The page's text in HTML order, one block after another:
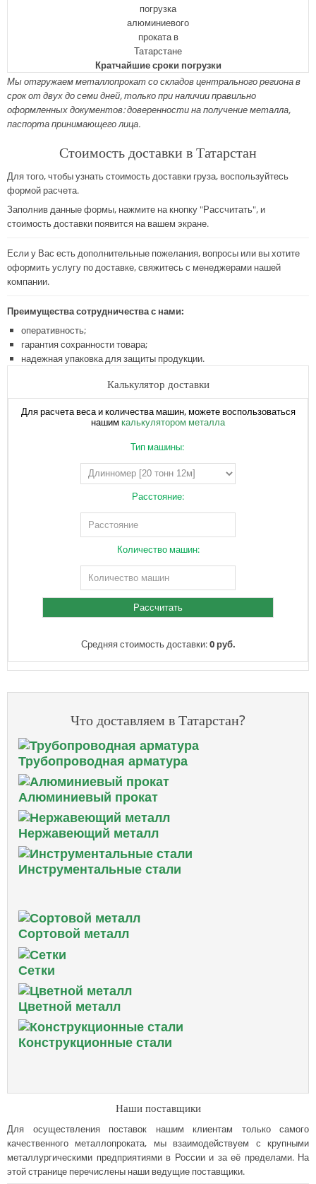
Кратчайшие сроки погрузки
Мы отгружаем металлопрокат со складов центрального региона в
срок от двух до семи дней, только при наличии правильно
оформленных документов: доверенности на получение металла,
паспорта принимающего лица.
Стоимость доставки в Татарстан
Для того, чтобы узнать стоимость доставки груза, воспользуйтесь
формой расчета.
Заполнив данные формы, нажмите на кнопку "Рассчитать", и
стоимость доставки появится на вашем экране.
Если у Вас есть дополнительные пожелания, вопросы или вы хотите
оформить услугу по доставке, свяжитесь с менеджерами нашей
компании.
Преимущества сотрудничества с нами:
оперативность;
гарантия сохранности товара;
надежная упаковка для защиты продукции.
Калькулятор доставки
Для расчета веса и количества машин, можете воспользоваться
нашим калькулятором металла
Тип машины:
Расстояние:
Количество машин:
Средняя стоимость доставки:0 руб.
Что доставляем в Татарстан?
Трубопроводная арматура
Алюминиевый прокат
Нержавеющий металл
Инструментальные стали
Сортовой металл
Сетки
Цветной металл
Конструкционные стали
Наши поставщики
Для осуществления поставок нашим клиентам только самого
качественного металлопроката, мы взаимодействуем с крупными
металлургическими предприятиями в России и за её пределами. На
этой странице перечислены наши ведущие поставщики.